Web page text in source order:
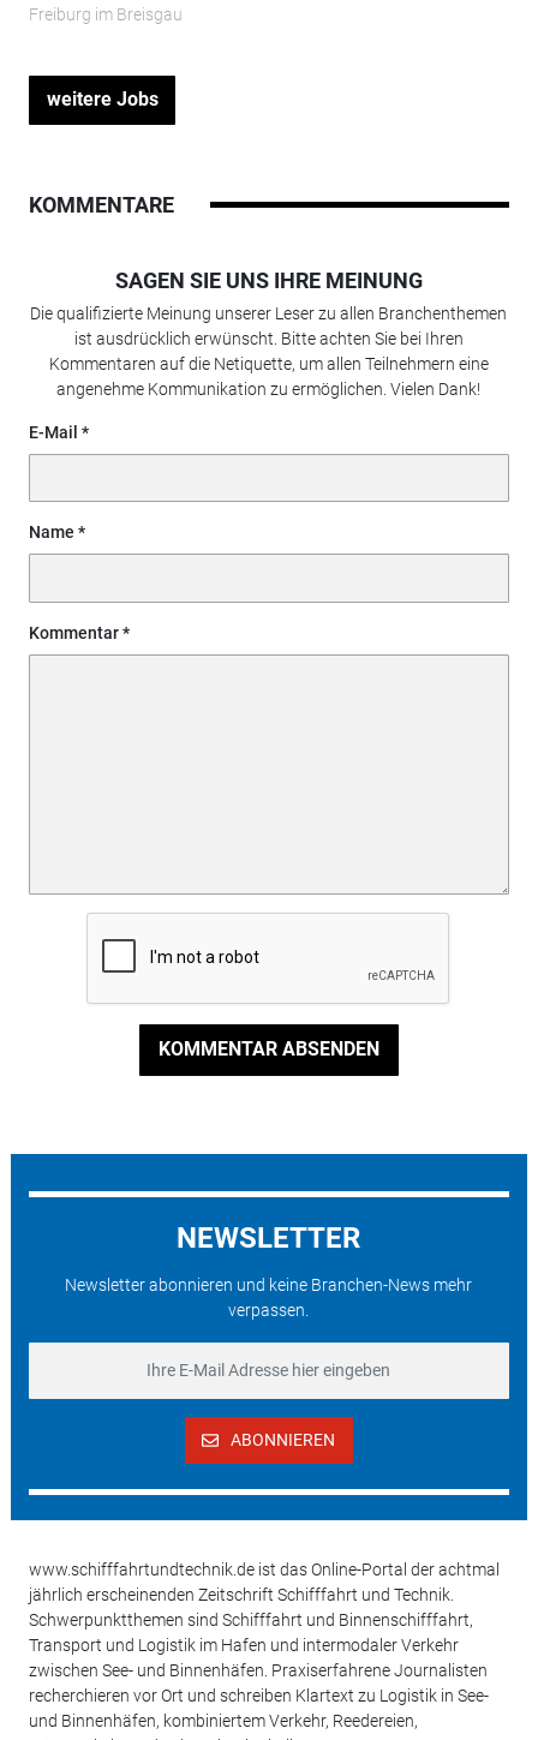
Freiburg im Breisgau
weitere Jobs
KOMMENTARE
SAGEN SIE UNS IHRE MEINUNG
Die qualifizierte Meinung unserer Leser zu allen Branchenthemen
ist ausdrücklich erwünscht. Bitte achten Sie bei Ihren
Kommentaren auf die Netiquette, um allen Teilnehmern eine
angenehme Kommunikation zu ermöglichen. Vielen Dank!
E-Mail
Name
Kommentar
KOMMENTAR ABSENDEN
NEWSLETTER
Newsletter abonnieren und keine Branchen-News mehr
verpassen.
ABONNIEREN
www.schifffahrtundtechnik.de ist das Online-Portal der achtmal
jährlich erscheinenden Zeitschrift Schifffahrt und Technik.
Schwerpunktthemen sind Schifffahrt und Binnenschifffahrt,
Transport und Logistik im Hafen und intermodaler Verkehr
zwischen See- und Binnenhäfen. Praxiserfahrene Journalisten
recherchieren vor Ort und schreiben Klartext zu Logistik in See-
und Binnenhäfen, kombiniertem Verkehr, Reedereien,